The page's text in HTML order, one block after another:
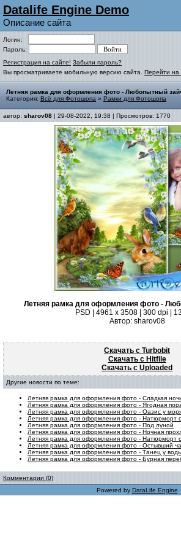
Datalife Engine Demo
Описание сайта
Логин:
Пароль:
Регистрация на сайте! Забыли пароль?
Вы просматриваете мобильную версию сайта. Перейти на
Летняя рамка для оформления фото - Любопытный
Категория: Всё для Фотошопа » Рамки для Фотошопа
автор: sharov08 | 29-08-2022, 19:38 | Просмотров: 1770
Летняя рамка для оформления фото -
PSD | 4961 х 3508 | 300 dpi |
Автор: sharov08
Скачать с Turbobit
Скачать с Hitfile
Скачать с Uploaded
Другие новости по теме:
Летняя рамка для оформления фото - Сладкая
Летняя рамка для оформления фото - Ягодная
Летняя рамка для оформления фото - Оазис у
Летняя рамка для оформления фото - Натюрморт
Летняя рамка для оформления фото - Под луной
Летняя рамка для оформления фото - Ночная
Летняя рамка для оформления фото - Натюрморт
Летняя рамка для оформления фото - Остывший
Летняя рамка для оформления фото - Танец у
Летняя рамка для оформления фото - Бурная
Комментарии (0)
Powered by DataLife Engine